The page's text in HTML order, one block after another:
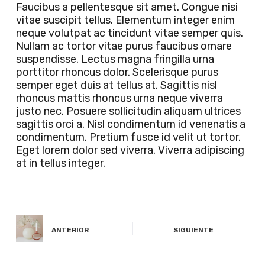
Faucibus a pellentesque sit amet. Congue nisi
vitae suscipit tellus. Elementum integer enim
neque volutpat ac tincidunt vitae semper quis.
Nullam ac tortor vitae purus faucibus ornare
suspendisse. Lectus magna fringilla urna
porttitor rhoncus dolor. Scelerisque purus
semper eget duis at tellus at. Sagittis nisl
rhoncus mattis rhoncus urna neque viverra
justo nec. Posuere sollicitudin aliquam ultrices
sagittis orci a. Nisl condimentum id venenatis a
condimentum. Pretium fusce id velit ut tortor.
Eget lorem dolor sed viverra. Viverra adipiscing
at in tellus integer.
ANTERIOR SIGUIENTE